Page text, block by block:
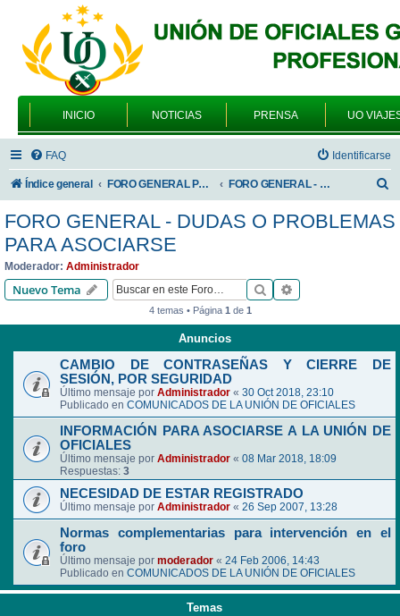
INICIO NOTICIAS PRENSA UO
FAQ Identificarse
Índice general FORO GENERAL PARA TODOS LOS USUARIOS FORO GENERAL - DUDAS O PROBLEMAS PARA ASOCIARSE
s
FORO GENERAL - DUDAS O PROBLEMAS
PARA ASOCIARSE
Moderador: Administrador
Nuevo Tema Buscar
4 temas • Página 1de 1
Anuncios
CAMBIO DE CONTRASEÑAS Y CIERRE DE
SESIÓN, POR SEGURIDAD
Último mensaje por Administrador « 30 Oct 2018, 23:10
Publicado en COMUNICADOS DE LA UNIÓN DE OFICIALES
INFORMACIÓN PARA ASOCIARSE A LA UNIÓN DE
OFICIALES
Último mensaje por Administrador « 08 Mar 2018, 18:09
Respuestas: 3
NECESIDAD DE ESTAR REGISTRADO
Último mensaje por Administrador « 26 Sep 2007, 13:28
Normas complementarias para intervención en el
foro
Último mensaje por moderador « 24 Feb 2006, 14:43
Publicado en COMUNICADOS DE LA UNIÓN DE OFICIALES
Temas